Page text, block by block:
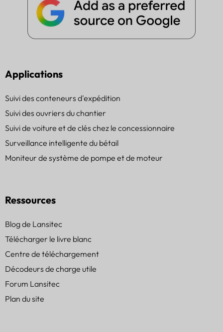
Applications
Suivi des conteneurs d'expédition
Suivi des ouvriers du chantier
Suivi de voiture et de clés chez le concessionnaire
Surveillance intelligente du bétail
Moniteur de système de pompe et de moteur
Ressources
Blog de Lansitec
Télécharger le livre blanc
Centre de téléchargement
Décodeurs de charge utile
Forum Lansitec
Plan du site